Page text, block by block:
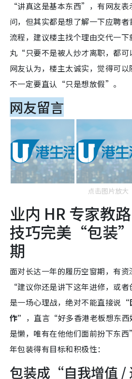
“讲真这是基本东西”，有网友表
问，但其实都是想了解一下应聘
流程，建议楼主找个理由交代一
丸“只要不是被人炒才离职，都
网友认为，楼主太诚实，觉得可以
不一定要直认“只是想放假”。
网友留言
点击图片放大
业内 HR 专家教
技巧完美“包装
期
面对长达一年的履历空窗期，有
“建议你还是讲下这年进修，或
是一场心理战，绝对不能直接说
作” ，直言“好多香港老板想东
是懒，唯有在他他们面前扮下东
年包装得有目标和积极性：
包装成“自我增值 /